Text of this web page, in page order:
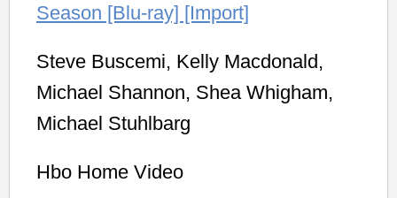
Season [Blu-ray] [Import]
Steve Buscemi, Kelly Macdonald,
Michael Shannon, Shea Whigham,
Michael Stuhlbarg
Hbo Home Video